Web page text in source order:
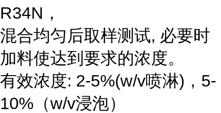
R34N，
混合均匀后取样测试, 必要时
加料使达到要求的浓度。
有效浓度: 2-5%(w/v喷淋)，5-
10%（w/v浸泡）